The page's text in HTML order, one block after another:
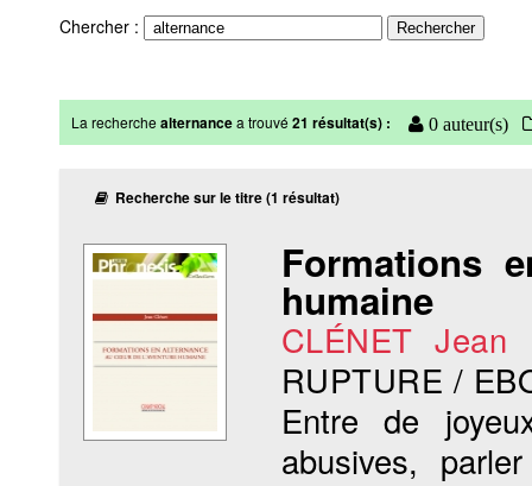
Chercher :
La recherchealternancea trouvé21 résultat(s) : 0 auteur(s)
Recherche sur le titre (1 résultat)
Formations
humaine
CLÉNET Jean
RUPTURE /
Entre de
abusives,